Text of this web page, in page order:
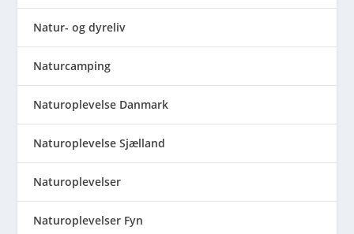
Natur- og dyreliv
Naturcamping
Naturoplevelse Danmark
Naturoplevelse Sjælland
Naturoplevelser
Naturoplevelser Fyn